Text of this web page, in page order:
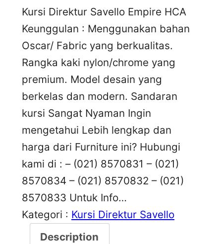
Kursi Direktur Savello Empire HCA
Keunggulan : Menggunakan bahan
Oscar/ Fabric yang berkualitas.
Rangka kaki nylon/chrome yang
premium. Model desain yang
berkelas dan modern. Sandaran
kursi Sangat Nyaman Ingin
mengetahui Lebih lengkap dan
harga dari Furniture ini? Hubungi
kami di : – (021) 8570831 – (021)
8570834 – (021) 8570832 – (021)
8570833 Untuk Info…
Kategori : Kursi Direktur Savello
Description